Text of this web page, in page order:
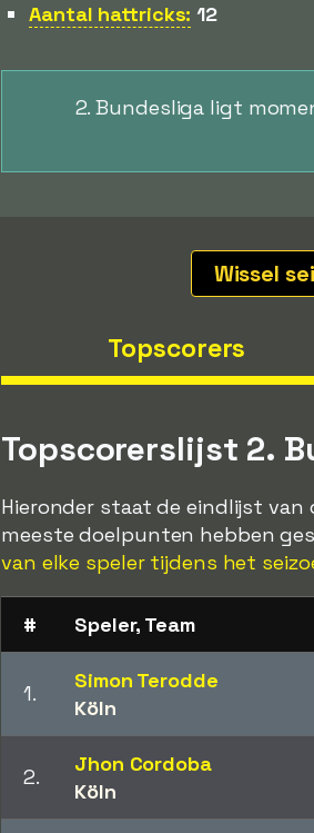
Aantal hattricks: 12
2. Bundesliga ligt
Wissel
Topscorers
Topscorerslijst 2.
Hieronder staat de eindlijst van
meeste doelpunten hebben
van elke speler tijdens het
# Speler, Team
1.
Simon Terodde
Köln
2.
Jhon Cordoba
Köln